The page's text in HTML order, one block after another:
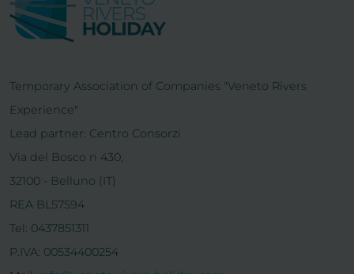
Temporary Association of Companies "Veneto Rivers
Experience"
Lead partner: Centro Consorzi
Via del Bosco n 430,
32100 - Belluno (IT)
REA BL57594
Tel: 0437851311
P.IVA: 00534400254